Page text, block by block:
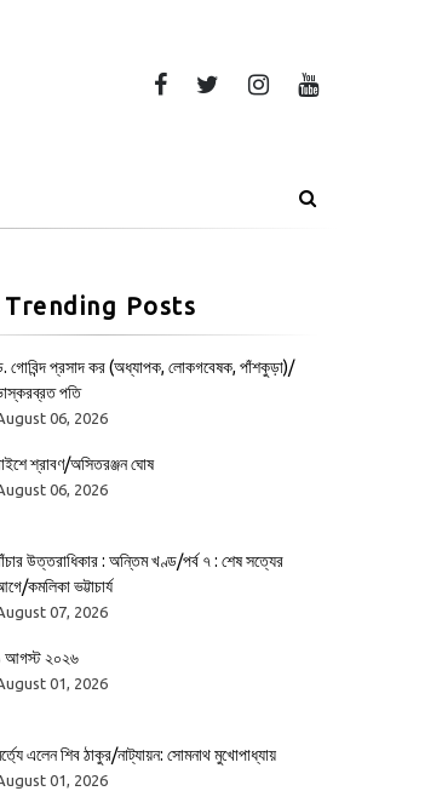
Trending Posts
গোবিন্দ প্রসাদ কর (অধ্যাপক, লোকগবেষক, পাঁশকুড়া)/
পতি
06, 2026
শ্রাবণ/অসিতরঞ্জন ঘোষ
06, 2026
উত্তরাধিকার : অন্তিম খণ্ড/পর্ব ৭ : শেষ সত্যের
কমলিকা ভট্টাচার্য
07, 2026
আগস্ট ২০২৬
01, 2026
এলেন শিব ঠাকুর/নাট্যায়ন: সোমনাথ মুখোপাধ্যায়
01, 2026